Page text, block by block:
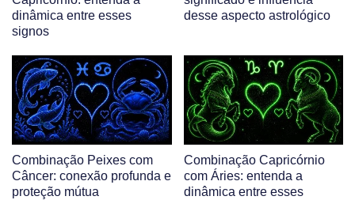
dinâmica entre esses
signos
desse aspecto astrológico
Combinação Peixes com
Câncer: conexão profunda e
proteção mútua
Combinação Capricórnio
com Áries: entenda a
dinâmica entre esses